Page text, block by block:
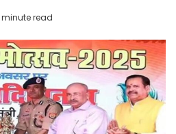
minute read